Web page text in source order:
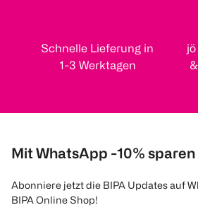
Schnelle Lieferung in
1-3 Werktagen
Mit WhatsApp -10% sparen
Abonniere jetzt die BIPA Updates auf
BIPA Online Shop!